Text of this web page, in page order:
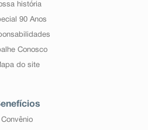
história
90 Anos
Conosco
do site
Convênio